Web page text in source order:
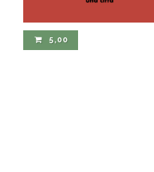
5,00